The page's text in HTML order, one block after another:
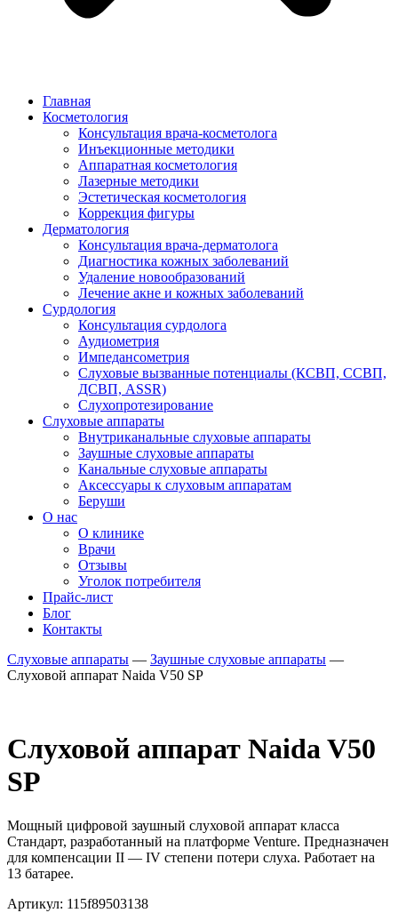
Главная
Косметология
Консультация врача-косметолога
Инъекционные методики
Аппаратная косметология
Лазерные методики
Эстетическая косметология
Коррекция фигуры
Дерматология
Консультация врача-дерматолога
Диагностика кожных заболеваний
Удаление новообразований
Лечение акне и кожных заболеваний
Сурдология
Консультация сурдолога
Аудиометрия
Импедансометрия
Слуховые вызванные потенциалы (КСВП, ССВП,
ДСВП, ASSR)
Слухопротезирование
Слуховые аппараты
Внутриканальные слуховые аппараты
Заушные слуховые аппараты
Канальные слуховые аппараты
Аксессуары к слуховым аппаратам
Беруши
О нас
О клинике
Врачи
Отзывы
Уголок потребителя
Прайс-лист
Блог
Контакты
Слуховые аппараты — Заушные слуховые аппараты —
Слуховой аппарат Naida V50 SP
Слуховой аппарат Naida V50
SP
Мощный цифровой заушный слуховой аппарат класса
Стандарт, разработанный на платформе Venture. Предназначен
для компенсации II — IV степени потери слуха. Работает на
13 батарее.
Артикул: 115f89503138